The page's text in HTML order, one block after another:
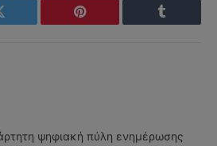
Pinterest Tumblr
ψηφιακή πύλη ενημέρωσης